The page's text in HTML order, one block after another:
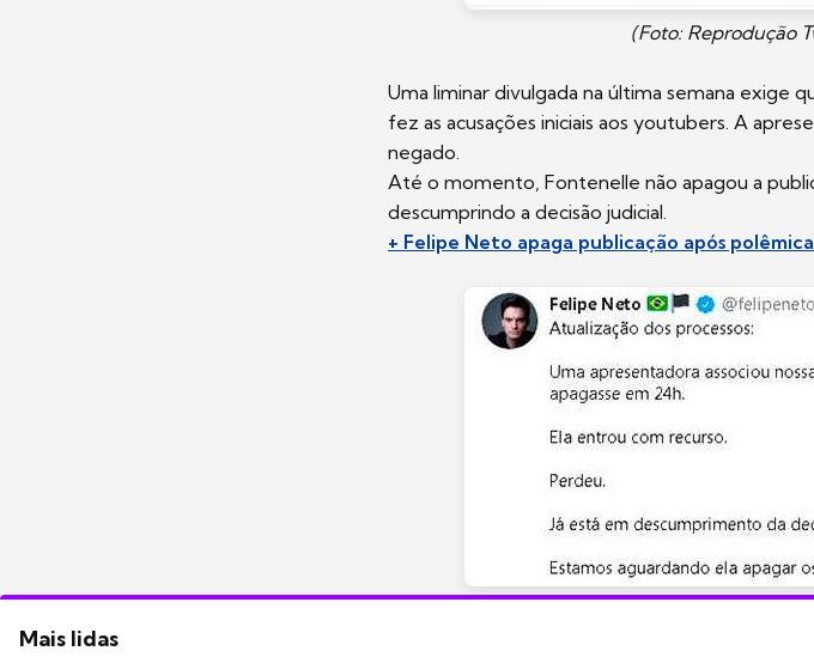
(Foto: Reprodução
Uma liminar divulgada na última semana exige
fez as acusações iniciais aos youtubers. A
negado.
Até o momento, Fontenelle não apagou a
descumprindo a decisão judicial.
+ Felipe Neto apaga publicação após
Mais lidas